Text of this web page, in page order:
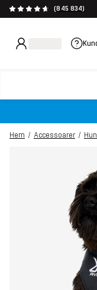
(845 834)
Hem Accessoarer